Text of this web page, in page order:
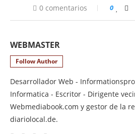
0 comentarios 0
WEBMASTER
Follow Author
Desarrollador Web -
Informatica - Escritor - Dirigente
Webmediabook.com y gestor de la
diariolocal.de.